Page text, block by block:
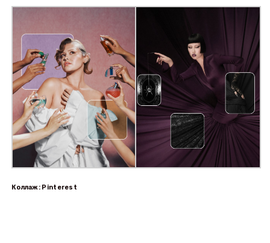
Коллаж: Pinterest